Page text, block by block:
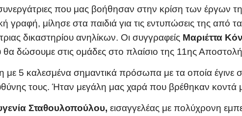
συνεργάτριες που μας βοήθησαν στην κρίση των έργων
γραφή, μίλησε στα παιδιά για τις εντυπώσεις της από
δικαστηρίου ανηλίκων. Οι συγγραφείς Μαριέττα
θα δώσουμε στις ομάδες στο πλαίσιο της 11ης
5 καλεσμένα σημαντικά πρόσωπα με τα οποία έγινε
τους. Ήταν μεγάλη μας χαρά που βρέθηκαν κοντά
Σταθουλοπούλου, εισαγγελέας με πολύχρονη